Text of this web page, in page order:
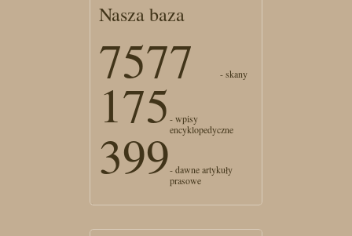
Nasza baza
7577 - skany
175- wpisy
encyklopedyczne
399- dawne artykuły
prasowe